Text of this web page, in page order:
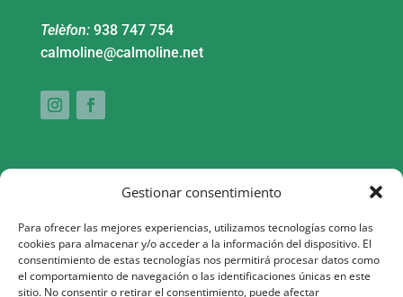
Gestionar consentimiento
Para ofrecer las mejores experiencias, utilizamos tecnologías como las
cookies para almacenar y/o acceder a la información del dispositivo. El
consentimiento de estas tecnologías nos permitirá procesar datos como
el comportamiento de navegación o las identificaciones únicas en este
sitio. No consentir o retirar el consentimiento, puede afectar
Telèfon:938 747 754
calmoline@calmoline.net
Aquesta actuació està impulsada i subvencionada pel Servei